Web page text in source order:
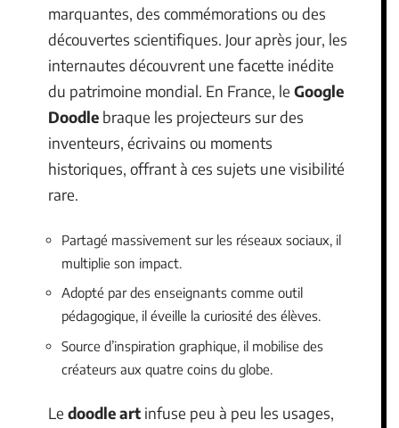
marquantes, des commémorations ou des
découvertes scientifiques. Jour après jour, les
internautes découvrent une facette inédite
du patrimoine mondial. En France, le Google
Doodle braque les projecteurs sur des
inventeurs, écrivains ou moments
historiques, offrant à ces sujets une visibilité
rare.
Partagé massivement sur les réseaux sociaux, il
multiplie son impact.
Adopté par des enseignants comme outil
pédagogique, il éveille la curiosité des élèves.
Source d’inspiration graphique, il mobilise des
créateurs aux quatre coins du globe.
Le doodle art infuse peu à peu les usages,